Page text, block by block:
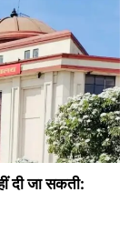
दी जा सकती: